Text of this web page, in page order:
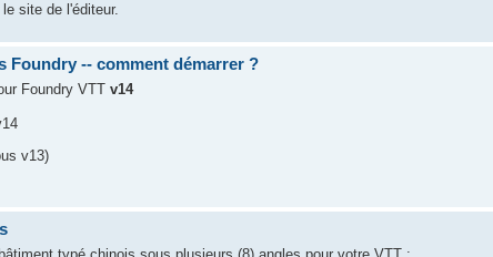
site de l'éditeur.
Foundry -- comment démarrer ?
Foundry VTT v14
v13)